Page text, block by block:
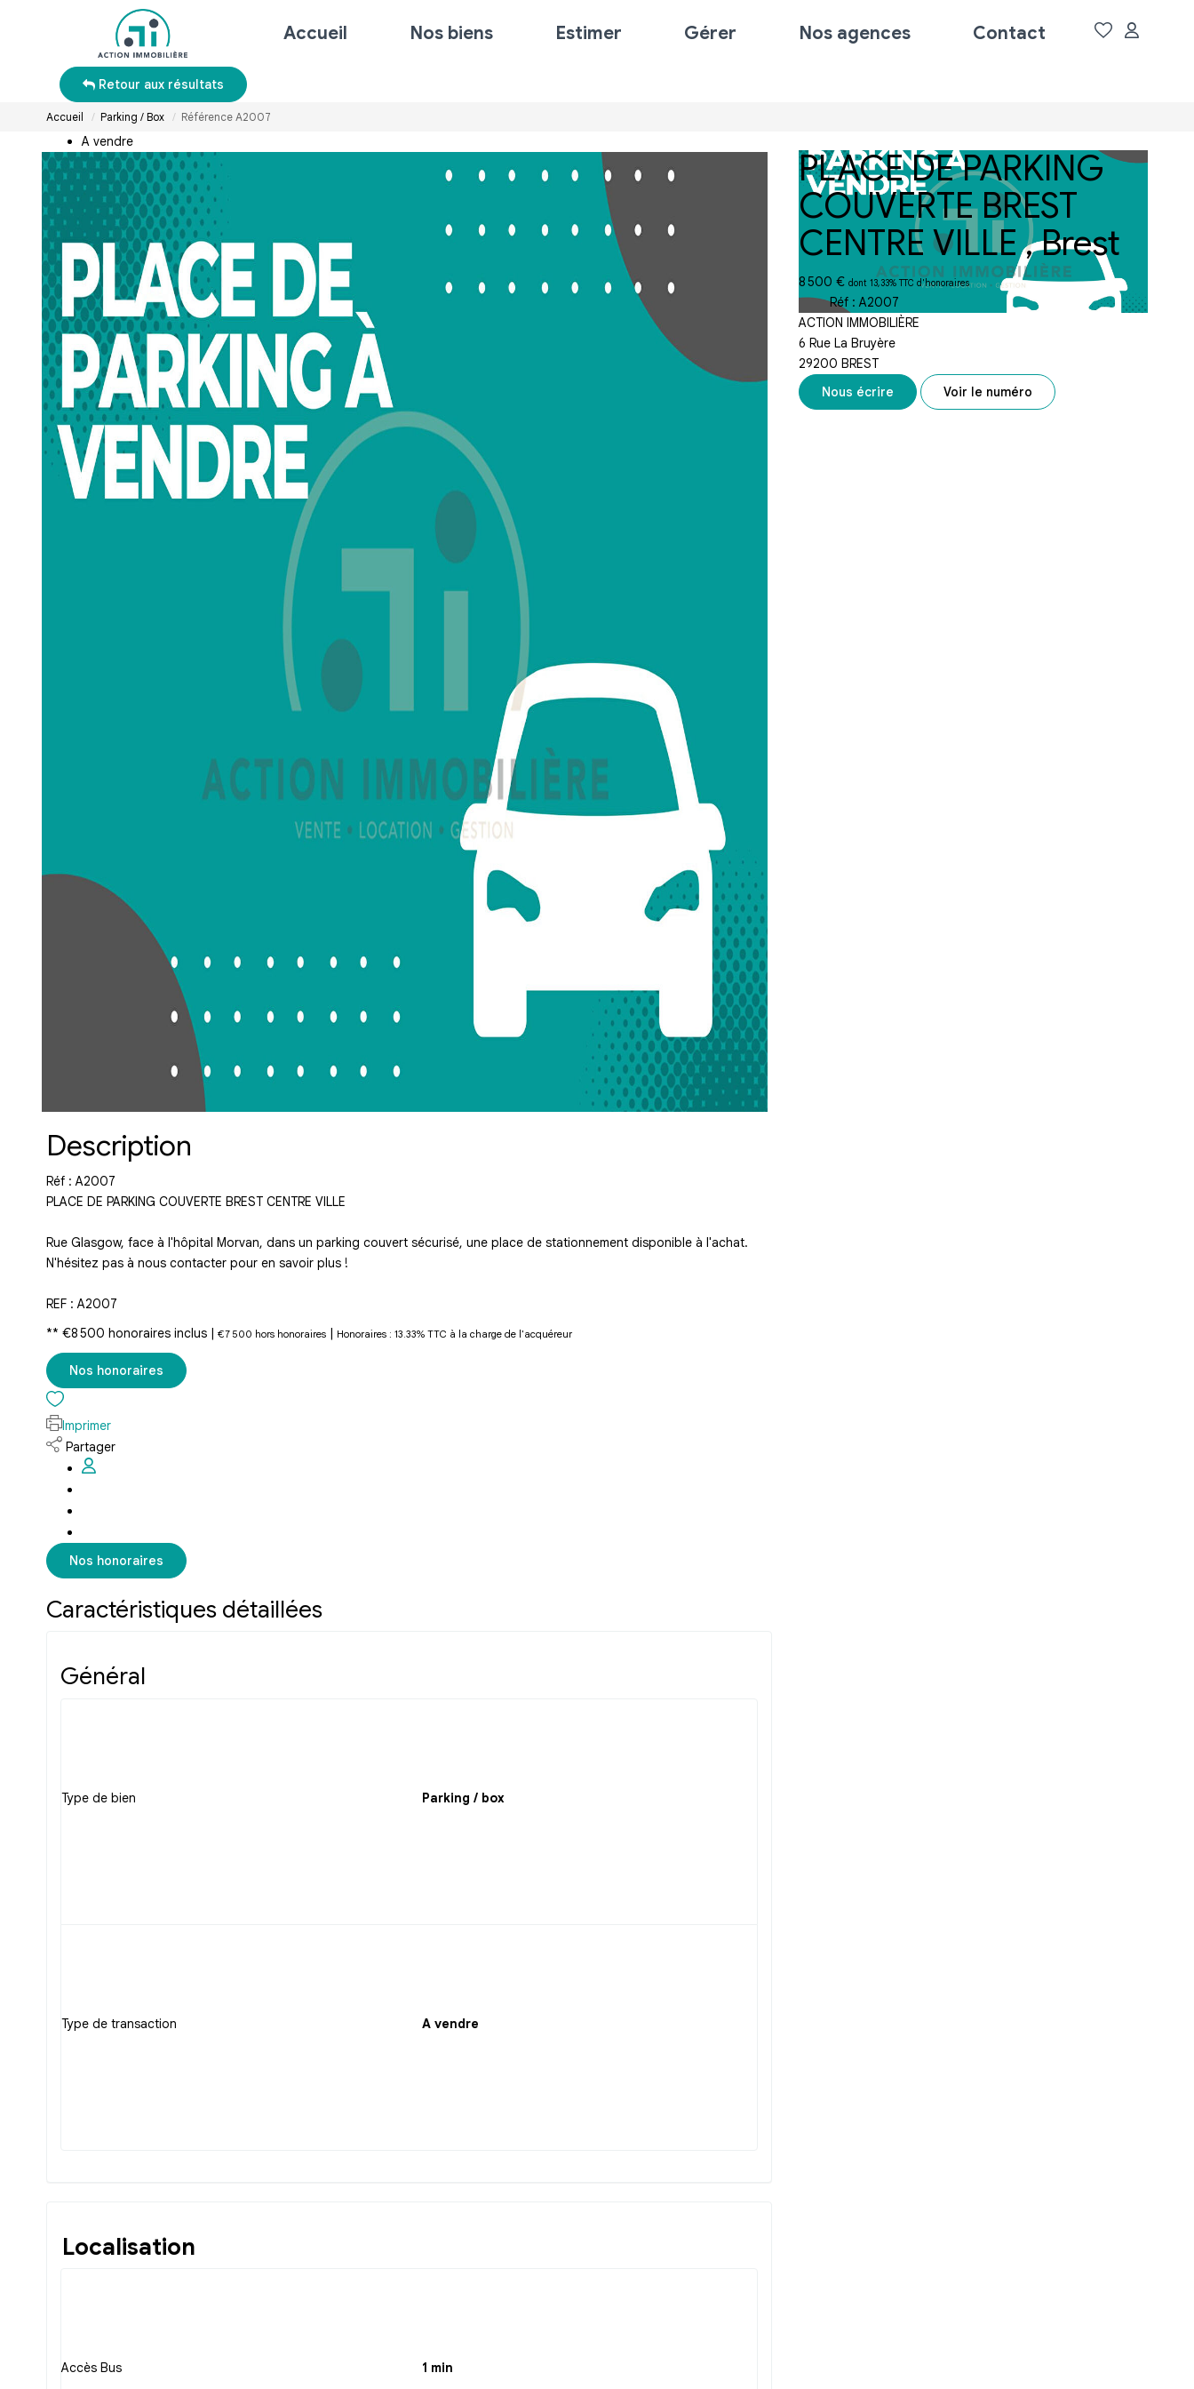
Accueil Nos biens Estimer Gérer Nos agences Contact
Retour aux résultats
Accueil Parking / Box Référence A2007
A vendre
Description
Réf : A2007
PLACE DE PARKING COUVERTE BREST CENTRE VILLE
Rue Glasgow, face à l'hôpital Morvan, dans un parking couvert sécurisé, une place de stationnement disponible à l'achat.
N'hésitez pas à nous contacter pour en savoir plus !
REF : A2007
** €8 500 honoraires inclus | €7 500 hors honoraires | Honoraires : 13.33% TTC à la charge de l'acquéreur
Nos honoraires
Imprimer
Partager
Nos honoraires
Caractéristiques détaillées
Général
Type de bien Parking / box
Type de transaction A vendre
Localisation
Accès Bus 1 min
PLACE DE PARKING
COUVERTE BREST
CENTRE VILLE,Brest
8 500 € dont 13,33% TTC d'honoraires
Réf : A2007
ACTION IMMOBILIÈRE
6 Rue La Bruyère
29200 BREST
Nous écrire
Voir le numéro